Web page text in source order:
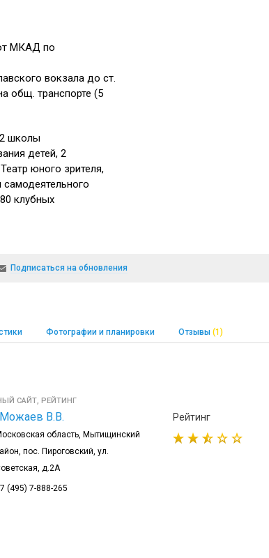
МКАД по
вокзала до ст.
общ. транспорте (5
школы
детей, 2
юного зрителя,
самодеятельного
клубных
Подписаться на обновления
Фотографии и планировки Отзывы (1)
САЙТ, РЕЙТИНГ
В.В.
область, Мытищинский
пос. Пироговский, ул.
д.2А
(495) 7-888-265
Рейтинг